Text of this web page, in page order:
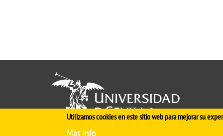
Utilizamos cookies en este sitio web para mejorar su
Más info